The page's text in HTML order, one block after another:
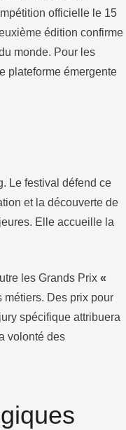
officielle le 15
édition confirme
monde. Pour les
plateforme émergente
Le festival défend ce
et la découverte de
Elle accueille la
les Grands Prix «
métiers. Des prix pour
spécifique attribuera
volonté des